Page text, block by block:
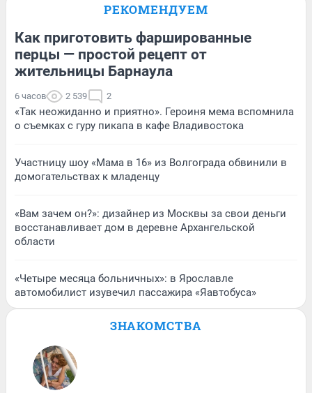
РЕКОМЕНДУЕМ
Как приготовить фаршированные
перцы — простой рецепт от
жительницы Барнаула
6 часов 2 539 2
«Так неожиданно и приятно». Героиня мема вспомнила
о съемках с гуру пикапа в кафе Владивостока
Участницу шоу «Мама в 16» из Волгограда обвинили в
домогательствах к младенцу
«Вам зачем он?»: дизайнер из Москвы за свои деньги
восстанавливает дом в деревне Архангельской
области
«Четыре месяца больничных»: в Ярославле
автомобилист изувечил пассажира «Яавтобуса»
ЗНАКОМСТВА